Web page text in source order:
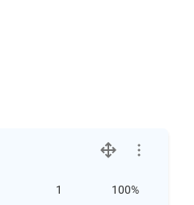
1 100%